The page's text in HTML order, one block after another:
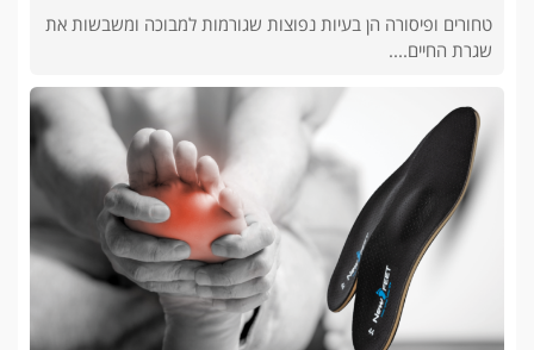
טחורים ופיסורה הן בעיות נפוצות שגורמות למבוכה ומשבשות את
שגרת החיים....